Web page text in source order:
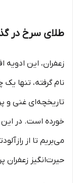
طلای سرخ در
زعفران، این
نام گرفته، تنها
تاریخچه‌ای غنی و
خورده است. در
می‌بریم تا از
حیرت‌انگیز زعفران